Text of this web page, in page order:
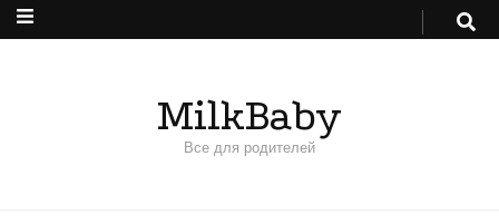
MilkBaby
Все для родителей